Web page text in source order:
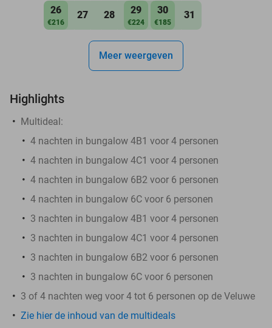
26
€216
27 28 29
€224
30
€185
31
Meer weergeven
Highlights
Multideal:
4 nachten in bungalow 4B1 voor 4 personen
4 nachten in bungalow 4C1 voor 4 personen
4 nachten in bungalow 6B2 voor 6 personen
4 nachten in bungalow 6C voor 6 personen
3 nachten in bungalow 4B1 voor 4 personen
3 nachten in bungalow 4C1 voor 4 personen
3 nachten in bungalow 6B2 voor 6 personen
3 nachten in bungalow 6C voor 6 personen
3 of 4 nachten weg voor 4 tot 6 personen op de Veluwe
Zie hier de inhoud van de multideals